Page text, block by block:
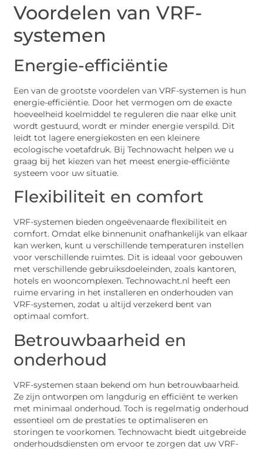
Voordelen van VRF-
systemen
Energie-efficiëntie
Een van de grootste voordelen van VRF-systemen is hun
energie-efficiëntie. Door het vermogen om de exacte
hoeveelheid koelmiddel te reguleren die naar elke unit
wordt gestuurd, wordt er minder energie verspild. Dit
leidt tot lagere energiekosten en een kleinere
ecologische voetafdruk. Bij Technowacht helpen we u
graag bij het kiezen van het meest energie-efficiënte
systeem voor uw situatie.
Flexibiliteit en comfort
VRF-systemen bieden ongeëvenaarde flexibiliteit en
comfort. Omdat elke binnenunit onafhankelijk van elkaar
kan werken, kunt u verschillende temperaturen instellen
voor verschillende ruimtes. Dit is ideaal voor gebouwen
met verschillende gebruiksdoeleinden, zoals kantoren,
hotels en wooncomplexen. Technowacht.nl heeft een
ruime ervaring in het installeren en onderhouden van
VRF-systemen, zodat u altijd verzekerd bent van
optimaal comfort.
Betrouwbaarheid en
onderhoud
VRF-systemen staan bekend om hun betrouwbaarheid.
Ze zijn ontworpen om langdurig en efficiënt te werken
met minimaal onderhoud. Toch is regelmatig onderhoud
essentieel om de prestaties te optimaliseren en
storingen te voorkomen. Technowacht biedt uitgebreide
onderhoudsdiensten om ervoor te zorgen dat uw VRF-